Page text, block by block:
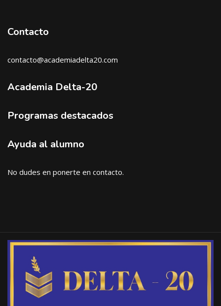
Contacto
contacto@academiadelta20.com
Academia Delta-20
Programas destacados
Ayuda al alumno
No dudes en ponerte en contacto.